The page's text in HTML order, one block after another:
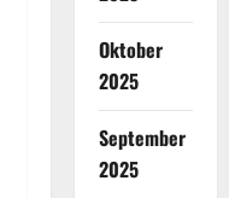
Oktober
2025
September
2025